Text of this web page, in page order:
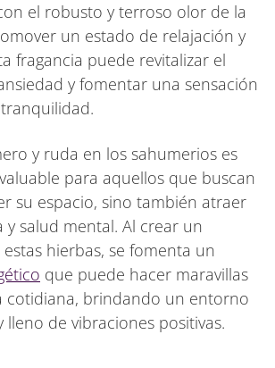
el robusto y terroso olor de la
un estado de relajación y
fragancia puede revitalizar el
y fomentar una sensación
y ruda en los sahumerios es
para aquellos que buscan
su espacio, sino también atraer
y salud mental. Al crear un
hierbas, se fomenta un
que puede hacer maravillas
cotidiana, brindando un entorno
lleno de vibraciones positivas.